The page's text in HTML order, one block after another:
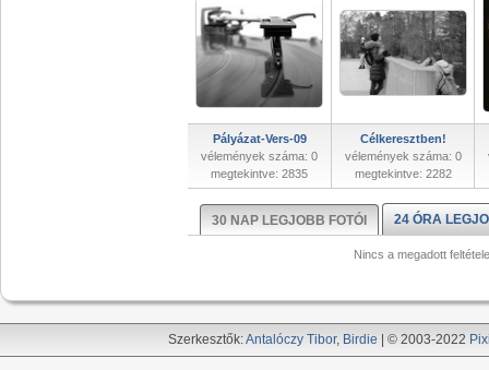
Pályázat-Vers-09
vélemények száma: 0
megtekintve: 2835
Célkeresztben!
vélemények száma: 0
megtekintve: 2282
30 NAP LEGJOBB FOTÓI 24 ÓRA
Nincs a megadott
Szerkesztők:Antalóczy Tibor, Birdie | © 2003-2022